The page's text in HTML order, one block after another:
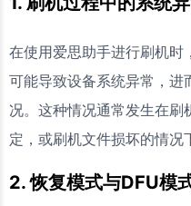
在使用爱思助手进行刷机时
可能导致设备系统异常，
况。这种情况通常发生在刷
定，或刷机文件损坏的情况
2. 恢复模式与DFU模